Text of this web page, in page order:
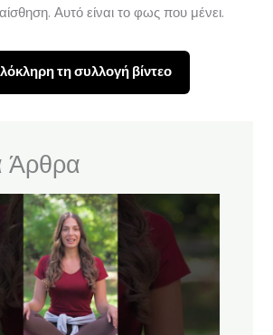
Αυτό είναι το φως που μένει.
τη συλλογή βίντεο
Άρθρα